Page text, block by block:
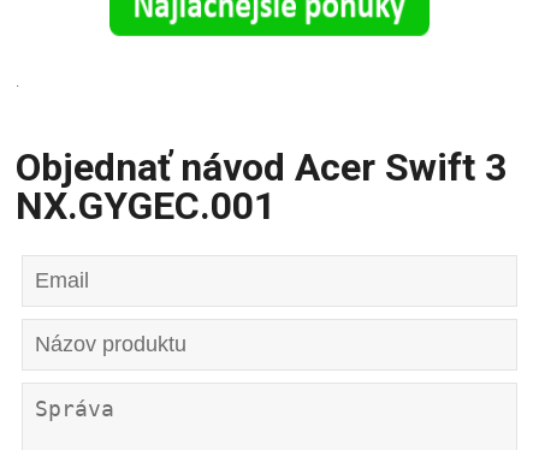
.
Objednať návod Acer Swift 3
NX.GYGEC.001